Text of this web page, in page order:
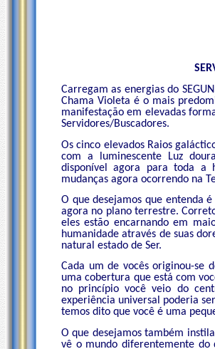
Carregam as energias do
Chama Violeta é o mais
manifestação em elevadas
Servidores/Buscadores.
Os cinco elevados Raios
com a luminescente Luz
disponível agora para toda a
mudanças agora ocorrendo na
O que desejamos que entenda
agora no plano terrestre.
eles estão encarnando em
humanidade através de suas
natural estado de Ser.
Cada um de vocês originou-se
uma cobertura que está com
no princípio você veio do
experiência universal poderia
temos dito que você é uma
O que desejamos também
vê o mundo diferentemente do